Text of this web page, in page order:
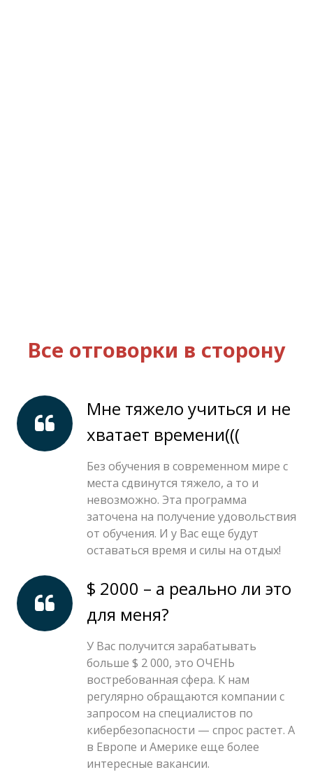
Все отговорки в сторону
Мне тяжело учиться и не
хватает времени(((
Без обучения в современном мире с
места сдвинутся тяжело, а то и
невозможно. Эта программа
заточена на получение удовольствия
от обучения. И у Вас еще будут
оставаться время и силы на отдых!
$ 2000 – а реально ли это
для меня?
У Вас получится зарабатывать
больше $ 2 000, это ОЧЕНЬ
востребованная сфера. К нам
регулярно обращаются компании с
запросом на специалистов по
кибербезопасности — спрос растет. А
в Европе и Америке еще более
интересные вакансии.